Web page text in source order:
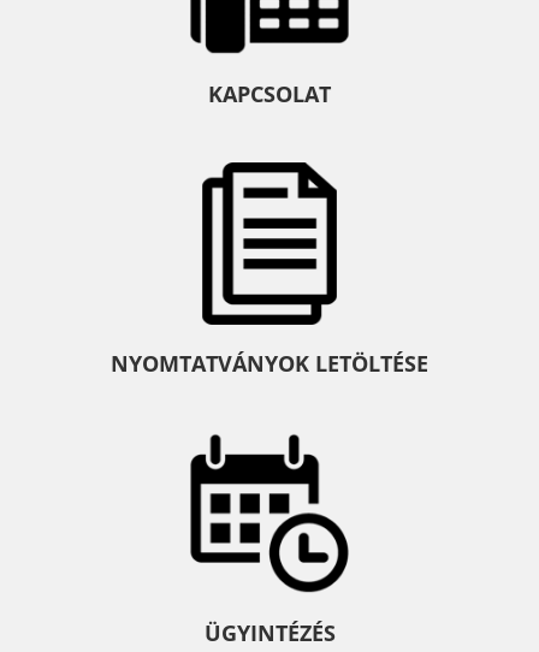
KAPCSOLAT
NYOMTATVÁNYOK LETÖLTÉSE
ÜGYINTÉZÉS